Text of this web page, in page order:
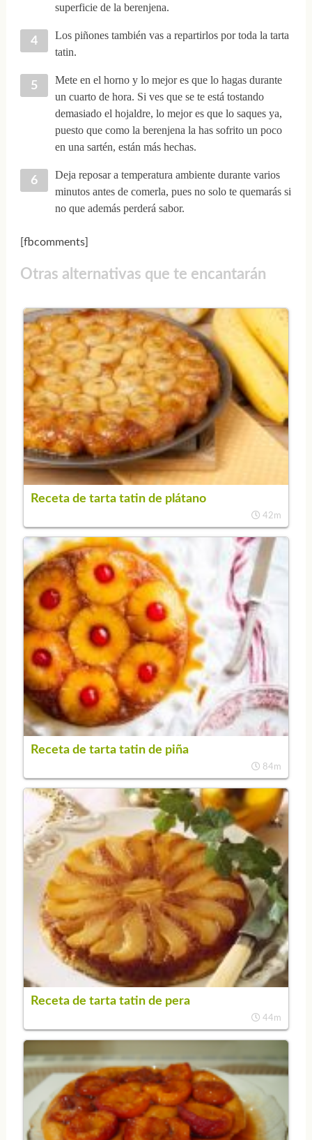
superficie de la berenjena.
Los piñones también vas a repartirlos por toda la tarta
tatin.
Mete en el horno y lo mejor es que lo hagas durante
un cuarto de hora. Si ves que se te está tostando
demasiado el hojaldre, lo mejor es que lo saques ya,
puesto que como la berenjena la has sofrito un poco
en una sartén, están más hechas.
Deja reposar a temperatura ambiente durante varios
minutos antes de comerla, pues no solo te quemarás si
no que además perderá sabor.
[fbcomments]
Otras alternativas que te encantarán
Receta de tarta tatin de plátano
42m
Receta de tarta tatin de piña
84m
Receta de tarta tatin de pera
44m